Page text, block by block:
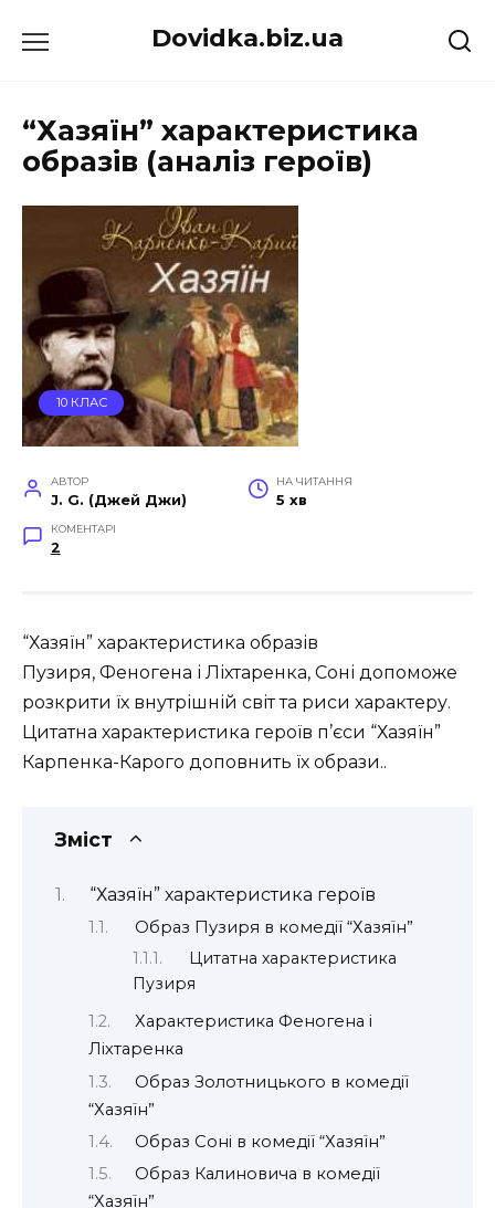
до
Dovidka.biz.ua
“Хазяїн” характеристика
образів (аналіз героїв)
10 КЛАС
АВТОР
J. G. (Джей Джи)
НА ЧИТАННЯ
5 хв
КОМЕНТАРІ
2
“Хазяїн” характеристика образів
Пузиря, Феногена і Ліхтаренка, Соні допоможе
розкрити їх внутрішній світ та риси характеру.
Цитатна характеристика героїв п’єси “Хазяїн”
Карпенка-Карого доповнить їх образи..
Зміст
“Хазяїн” характеристика героїв
Образ Пузиря в комедії “Хазяїн”
Цитатна характеристика
Пузиря
Характеристика Феногена і
Ліхтаренка
Образ Золотницького в комедії
“Хазяїн”
Образ Соні в комедії “Хазяїн”
Образ Калиновича в комедії
“Хазяїн”